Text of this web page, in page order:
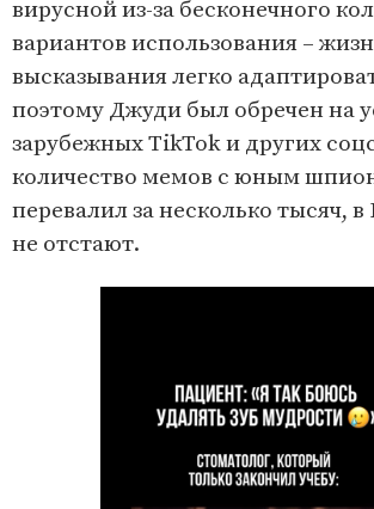
вирусной из-за бесконечного
вариантов использования –
высказывания легко
поэтому Джуди был обречен на
зарубежных TikTok и других
количество мемов с юным
перевалил за несколько тысяч,
не отстают.